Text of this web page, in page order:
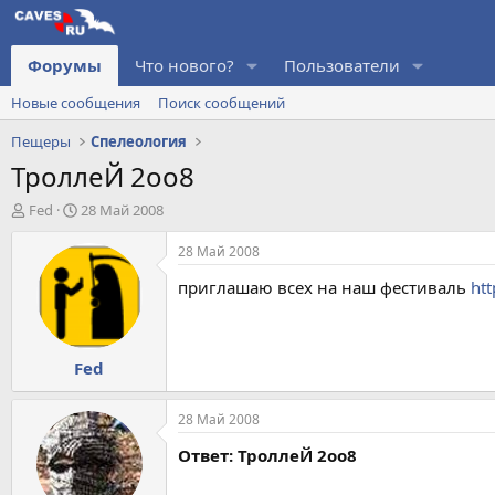
Форумы Что нового? Пользователи
Новые сообщения
Поиск сообщений
Пещеры
Спелеология
ТроллеЙ 2оо8
А
Fed
Д
т
н
а
л
а
28 Май 2008
Fed
28 Май 2008
приглашаю всех на наш фестиваль
28 Май 2008
Ответ: ТроллеЙ 2оо8